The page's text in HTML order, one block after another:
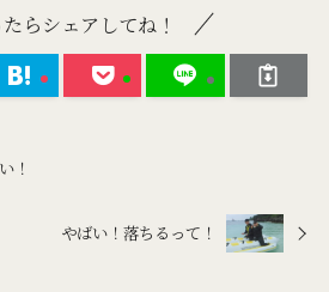
らシェアしてね！
！
やばい！落ちるって！